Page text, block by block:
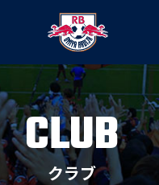
CLUB
クラブ